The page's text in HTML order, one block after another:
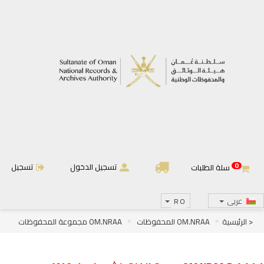
0 سلة الطلبات تسجيل الدخول تسجيل
عربى RO
< الرئيسية OM.NRAA المحفوظات
OM.NRAA مجموعة المحفوظات